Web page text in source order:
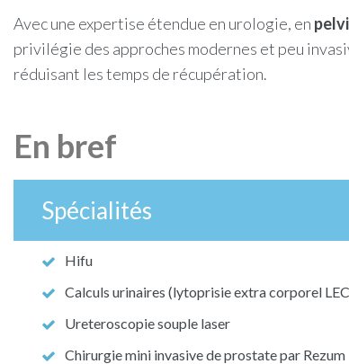
Avec une expertise étendue en urologie, en
privilégie des approches modernes et peu
réduisant les temps de récupération.
En bref
Spécialités
Hifu
Calculs urinaires (lytoprisie extra corporel
Ureteroscopie souple laser
Chirurgie mini invasive de prostate par Rezum